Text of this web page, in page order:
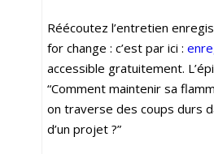
Réécoutez l’entretien
for change : c’est par ici :
accessible gratuitement.
“Comment maintenir sa
on traverse des coups durs
d’un projet ?”